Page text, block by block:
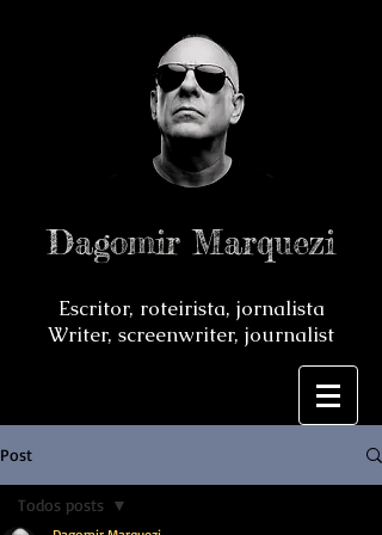
Dagomir Marquezi
Escritor, roteirista, jornalista
Writer, screenwriter, journalist
Post
Todos posts